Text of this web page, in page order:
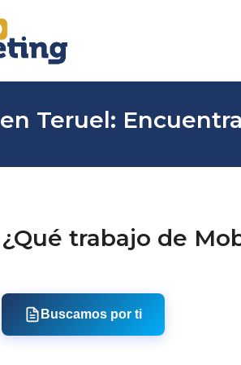
Teruel:
¿Qué trabajo de
Buscamos por ti